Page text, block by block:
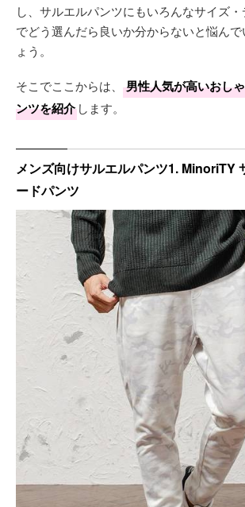
し、サルエルパンツにもいろんなサイズ
でどう選んだら良いか分からないと悩ん
ょう。
そこでここからは、
男性人気が高いおし
ンツを紹介 します。
メンズ向けサルエルパンツ1. MinoriTY
ードパンツ